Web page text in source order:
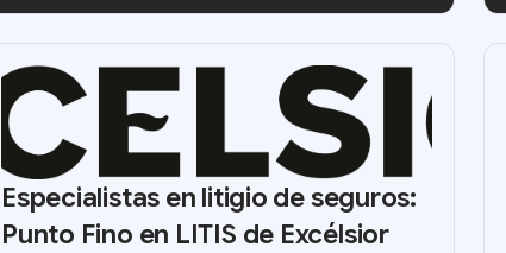
Especialistas en litigio de seguros:
Punto Fino en LITIS de Excélsior